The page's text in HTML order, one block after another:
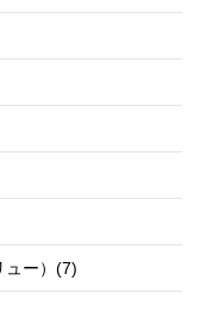
ュー）(7)